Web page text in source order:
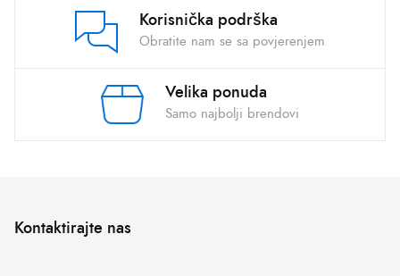
Korisnička podrška
Obratite nam se sa povjerenjem
Velika ponuda
Samo najbolji brendovi
Kontaktirajte nas